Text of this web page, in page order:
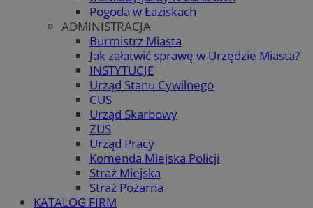
Pogoda w Łaziskach
ADMINISTRACJA
Burmistrz Miasta
Jak załatwić sprawę w Urzędzie Miasta?
INSTYTUCJE
Urząd Stanu Cywilnego
CUS
Urząd Skarbowy
ZUS
Urząd Pracy
Komenda Miejska Policji
Straż Miejska
Straż Pożarna
KATALOG FIRM